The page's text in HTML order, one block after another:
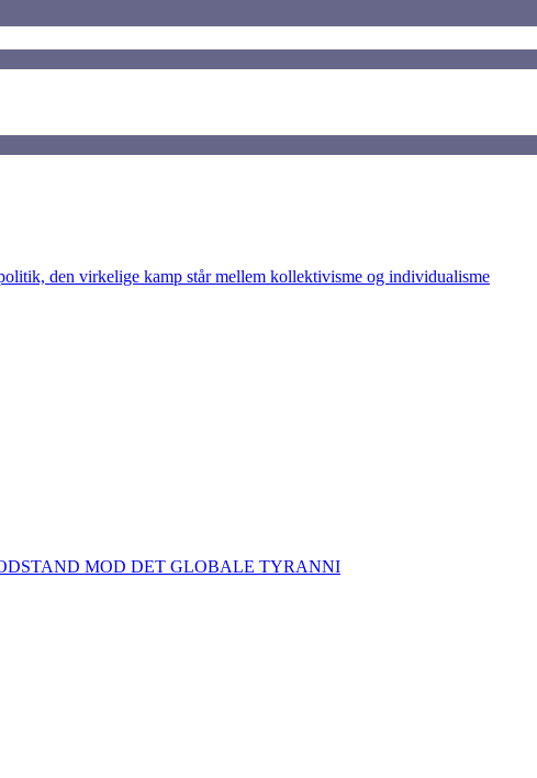
den virkelige kamp står mellem kollektivisme og individualisme
MOD DET GLOBALE TYRANNI